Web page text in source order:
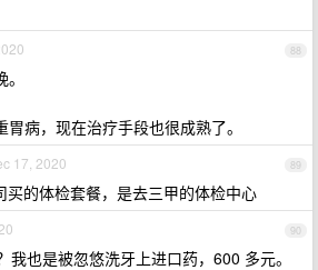
88
病，现在治疗手段也很成熟了。
89
17, 2020
买的体检套餐，是去三甲的体检中心
90
我也是被忽悠洗牙上进口药，600 多元。